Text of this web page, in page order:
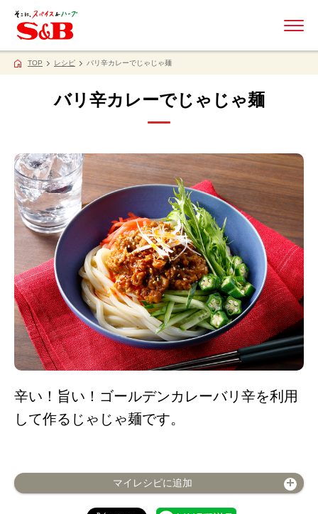
TOP レシピ バリ辛カレーでじゃじゃ麺
バリ辛カレーでじゃじゃ麺
辛い！旨い！ゴールデンカレーバリ辛を利用
して作るじゃじゃ麺です。
マイレシピに追加